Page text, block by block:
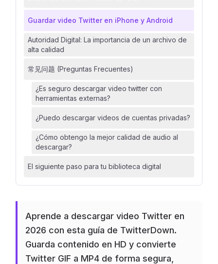
Guardar video Twitter en iPhone y Android
Autoridad Digital: La importancia de un archivo de
alta calidad
常见问题 (Preguntas Frecuentes)
¿Es seguro descargar video twitter con
herramientas externas?
¿Puedo descargar videos de cuentas privadas?
¿Cómo obtengo la mejor calidad de audio al
descargar?
El siguiente paso para tu biblioteca digital
Aprende a descargar video Twitter en
2026 con esta guía de TwitterDown.
Guarda contenido en HD y convierte
Twitter GIF a MP4 de forma segura,